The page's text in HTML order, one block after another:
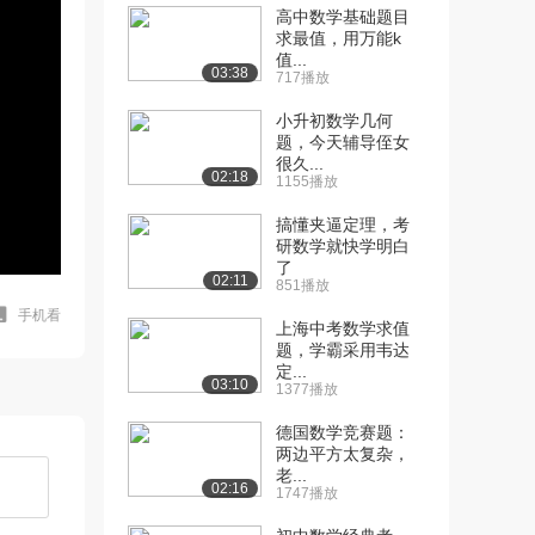
手机看
03:38
高中数学基础题目
求最值，用万能k
值...
717播放
02:18
小升初数学几何
题，今天辅导侄女
很久...
1155播放
02:11
搞懂夹逼定理，考
研数学就快学明白
了
851播放
03:10
上海中考数学求值
题，学霸采用韦达
定...
1377播放
02:16
德国数学竞赛题：
两边平方太复杂，
老...
1747播放